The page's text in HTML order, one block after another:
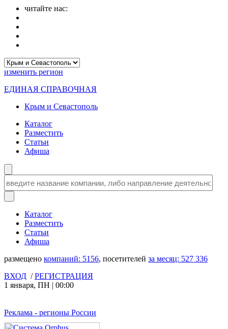
читайте нас:
изменить регион
ЕДИНАЯ СПРАВОЧНАЯ
Крым и Севастополь
Каталог
Разместить
Статьи
Афиша
Каталог
Разместить
Статьи
Афиша
размещено компаний: 5156, посетителей за месяц: 527 336
ВХОД /РЕГИСТРАЦИЯ
1 января, ПН | 00:00
Реклама - регионы России